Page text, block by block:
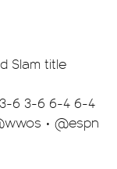
Slam title
6 3-6 6-4 6-4
• @espn